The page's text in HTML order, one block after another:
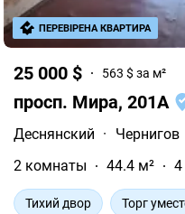
25 000 $ 563 $ за м²
просп. Мира, 201А
Деснянский ·
Чернигов
2 комнаты
44.4 м² 4
Тихий двор Торг
ПЕРЕВІРЕНА КВАРТИРА